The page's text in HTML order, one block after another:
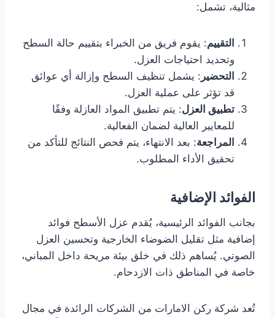
مثالية، تشمل:
التقييم: يقوم فريق من الخبراء بتقييم حالة السطح
وتحديد احتياجات العزل.
التحضير : يشمل تنظيف السطح وإزالة أي عوائق
قد تؤثر على عملية العزل.
تطبيق العزل: يتم تطبيق المواد العازلة وفقًا
للمعايير العالية لضمان الفعالية.
المراجعة: بعد الانتهاء، يتم فحص النتائج للتأكد من
تحقيق الأداء المطلوب.
الفوائد الإضافية
بجانب الفوائد الرئيسية، يُقدم عزل الأسطح فوائد
إضافية مثل تقليل الضوضاء الخارجية وتحسين العزل
الصوتي. يُساهم ذلك في خلق بيئة مريحة داخل المباني،
خاصة في المناطق ذات الازدحام.
تُعد شركة ركن الامارات من الشركات الرائدة في مجال